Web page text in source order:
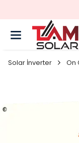
Solar İnverter On